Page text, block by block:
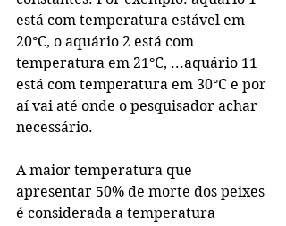
está com temperatura estável em
20°C, o aquário 2 está com
temperatura em 21°C, ...aquário 11
está com temperatura em 30°C e por
aí vai até onde o pesquisador achar
necessário.
A maior temperatura que
apresentar 50% de morte dos peixes
é considerada a temperatura